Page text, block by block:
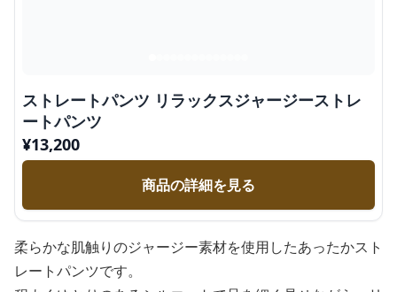
ストレートパンツ リラックスジャージーストレ
ートパンツ
¥13,200
商品の詳細を見る
柔らかな肌触りのジャージー素材を使用したあったかスト
レートパンツです。